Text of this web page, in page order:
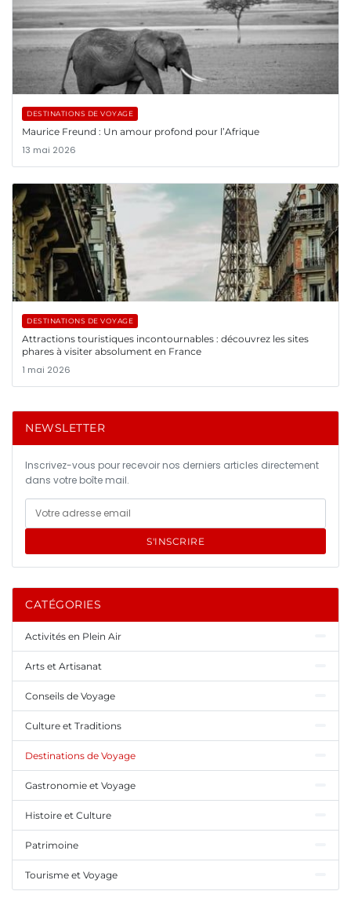
DESTINATIONS DE VOYAGE
Maurice Freund : Un amour profond pour l’Afrique
13 mai 2026
DESTINATIONS DE VOYAGE
Attractions touristiques incontournables : découvrez les sites
phares à visiter absolument en France
1 mai 2026
NEWSLETTER
Inscrivez-vous pour recevoir nos derniers articles directement
dans votre boîte mail.
S'INSCRIRE
CATÉGORIES
Activités en Plein Air
Arts et Artisanat
Conseils de Voyage
Culture et Traditions
Destinations de Voyage
Gastronomie et Voyage
Histoire et Culture
Patrimoine
Tourisme et Voyage